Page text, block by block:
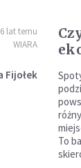
6 lat temu
WIARA
Fijołek
To